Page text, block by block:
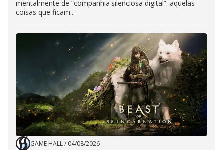
mentalmente de “companhia silenciosa digital”: aquelas
coisas que ficam...
GAME HALL/ 04/08/2026